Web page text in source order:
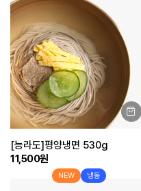
[능라도]평양냉면 530g
11,500원
NEW 냉동